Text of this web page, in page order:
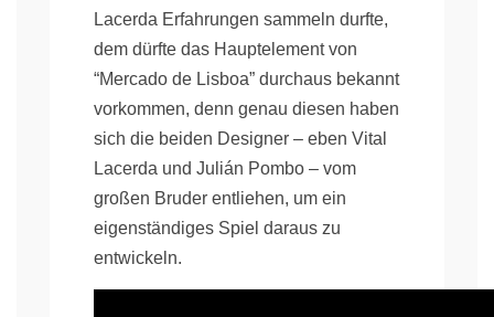
Lacerda Erfahrungen sammeln durfte,
dem dürfte das Hauptelement von
“Mercado de Lisboa” durchaus bekannt
vorkommen, denn genau diesen haben
sich die beiden Designer – eben Vital
Lacerda und Julián Pombo – vom
großen Bruder entliehen, um ein
eigenständiges Spiel daraus zu
entwickeln.